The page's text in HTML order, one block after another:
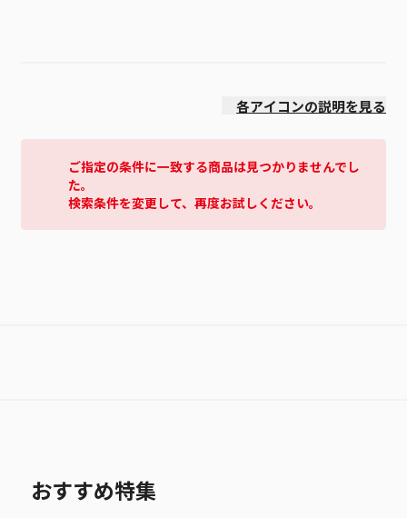
各アイコンの説明を見る
ご指定の条件に一致する商品は見つかりませんでし
た。
検索条件を変更して、再度お試しください。
おすすめ特集